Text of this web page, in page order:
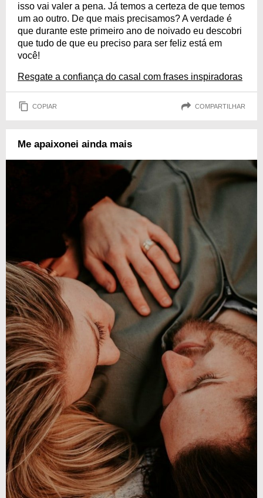
isso vai valer a pena. Já temos a certeza de que temos
um ao outro. De que mais precisamos? A verdade é
que durante este primeiro ano de noivado eu descobri
que tudo de que eu preciso para ser feliz está em
você!
Resgate a confiança do casal com frases inspiradoras
COPIAR COMPARTILHAR
Me apaixonei ainda mais